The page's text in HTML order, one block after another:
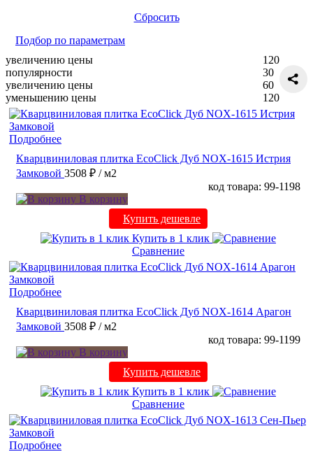
Сбросить
Подбор по параметрам
увеличению цены
популярности
увеличению цены
уменьшению цены
120
30
60
120
Подробнее
Кварцвиниловая плитка EcoClick Дуб NOX-1615 Истрия
Замковой 3508 ₽ / м2
код товара: 99-1198
В корзину
Купить дешевле
Купить в 1 клик
Сравнение
Подробнее
Кварцвиниловая плитка EcoClick Дуб NOX-1614 Арагон
Замковой 3508 ₽ / м2
код товара: 99-1199
В корзину
Купить дешевле
Купить в 1 клик
Сравнение
Подробнее